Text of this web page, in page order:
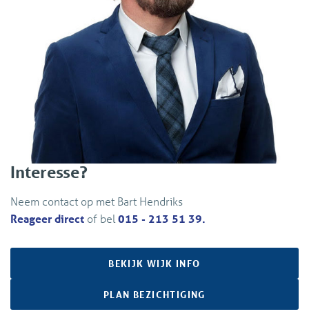
Interesse?
Neem contact op met Bart Hendriks
Reageer direct of bel 015 - 213 51 39.
BEKIJK WIJK INFO
PLAN BEZICHTIGING